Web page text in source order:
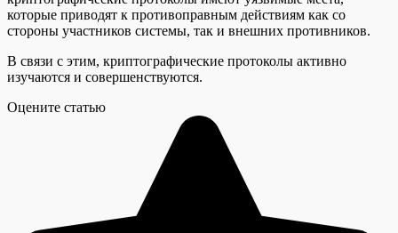
которые приводят к противоправным действиям как со
стороны участников системы, так и внешних противников.
В связи с этим, криптографические протоколы активно
изучаются и совершенствуются.
Оцените статью